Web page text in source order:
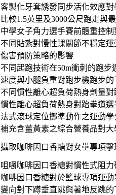
客製化牙套誘發同步活化效應
比較1.5英里及3000公尺跑走與
中學女子角力選手賽前體重控
不同貼紮對慢性踝關節不穩定
傷害預防策略的影響
不同起跑技術在50m衝刺的跑
速度與小腿負重對跑步機跑步
不同慣性離心超負荷熱身劑量
慣性離心超負荷熱身對跆拳道
法式滾球定位擲準動作之運動學
補充含薑黃素之綜合營養品對
攝取咖啡因口香糖對女壘專項
咀嚼咖啡因口香糖對慣性式阻
咖啡因口香糖對於籃球專項運
變向對下蹲垂直跳與著地反跳